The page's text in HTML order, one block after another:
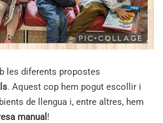
les diferents propostes
. Aquest cop hem pogut escollir i
de llengua i, entre altres, hem
manual !